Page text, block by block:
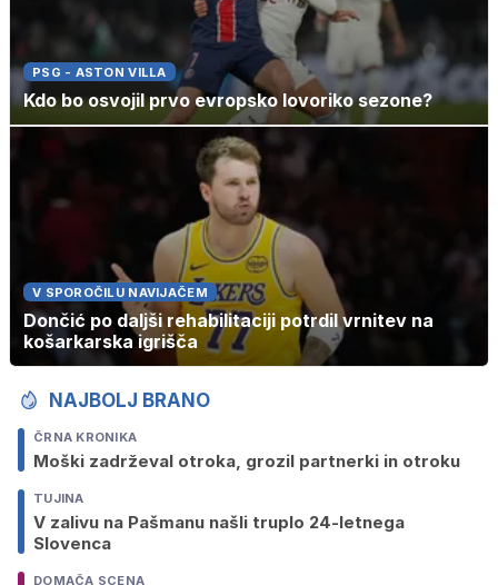
PSG - ASTON VILLA
Kdo bo osvojil prvo evropsko lovoriko sezone?
V SPOROČILU NAVIJAČEM
Dončić po daljši rehabilitaciji potrdil vrnitev na
košarkarska igrišča
NAJBOLJ BRANO
ČRNA KRONIKA
Moški zadrževal otroka, grozil partnerki in otroku
TUJINA
V zalivu na Pašmanu našli truplo 24-letnega
Slovenca
DOMAČA SCENA